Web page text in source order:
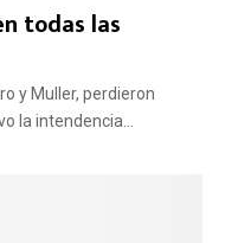
todas las
y Muller, perdieron
la intendencia...